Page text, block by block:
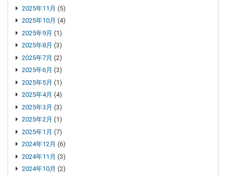
2025年11月 (5)
2025年10月 (4)
2025年9月 (1)
2025年8月 (3)
2025年7月 (2)
2025年6月 (3)
2025年5月 (1)
2025年4月 (4)
2025年3月 (3)
2025年2月 (1)
2025年1月 (7)
2024年12月 (6)
2024年11月 (3)
2024年10月 (2)